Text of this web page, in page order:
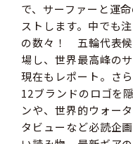
で、サーファーと運
ストします。中でも
の数々！ 五輪代表
場し、世界最高峰の
現在もレポート。さ
12ブランドのロゴを
ンや、世界的ウォー
タビューなど必読企